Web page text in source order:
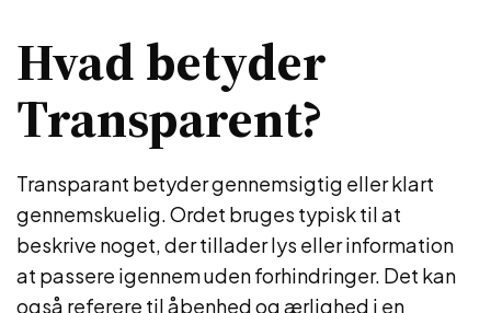
Hvad betyder
Transparent?
Transparant betyder gennemsigtig eller klart
gennemskuelig. Ordet bruges typisk til at
beskrive noget, der tillader lys eller information
at passere igennem uden forhindringer. Det kan
også referere til åbenhed og ærlighed i en